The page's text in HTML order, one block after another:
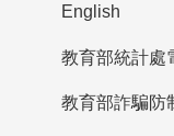
English
教育部詐騙防